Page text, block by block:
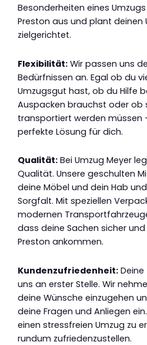
Besonderheiten eines
Preston aus und plant deinen
zielgerichtet.
Flexibilität: Wir passen uns
Bedürfnissen an. Egal ob du
Umzugsgut hast, ob du Hilfe
Auspacken brauchst oder ob
transportiert werden müssen
perfekte Lösung für dich.
Qualität: Bei Umzug Meyer
Qualität. Unsere geschulten
deine Möbel und dein Hab
Sorgfalt. Mit speziellen
modernen
dass deine Sachen sicher
Preston ankommen.
Kundenzufriedenheit:
uns an erster Stelle. Wir
deine Wünsche einzugehen
deine Fragen und Anliegen
einen stressfreien Umzug zu
rundum zufriedenzustellen.